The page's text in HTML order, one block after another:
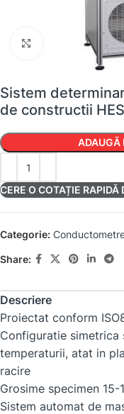
Faceți clic pentru
Sistem
de constructii
ADAUGĂ
CERE O COTAȚIE RAPIDĂ
Categorie:
Share:
Descriere
Proiectat conform
Configuratie simetrica
temperaturii, atat in
racire
Grosime specimen
Sistem automat de